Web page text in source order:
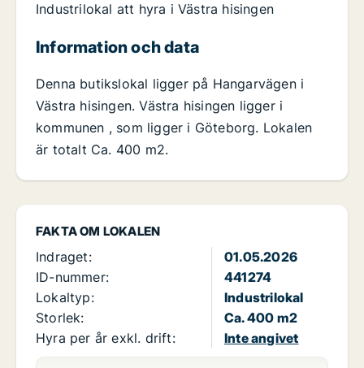
FAKTA OM LOKALEN
Indraget:
01.05.2026
ID-nummer:
441274
Lokaltyp:
Industrilokal
Storlek:
Ca. 400 m2
Hyra per år exkl. drift:
Inte angivet
Industrilokal att hyra i Västra hisingen
Information och data
Denna butikslokal ligger på Hangarvägen i
Västra hisingen. Västra hisingen ligger i
kommunen , som ligger i Göteborg. Lokalen
är totalt Ca. 400 m2.